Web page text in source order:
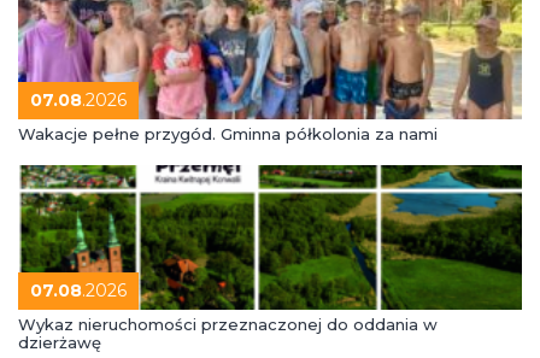
07.08.2026
Wakacje pełne przygód. Gminna półkolonia za nami
07.08.2026
Wykaz nieruchomości przeznaczonej do oddania w
dzierżawę